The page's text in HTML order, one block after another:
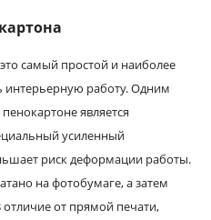
самый простой и наиболее
работу. Одним
является
усиленный
риск деформации работы.
на фотобумаге, а затем
от прямой печати,